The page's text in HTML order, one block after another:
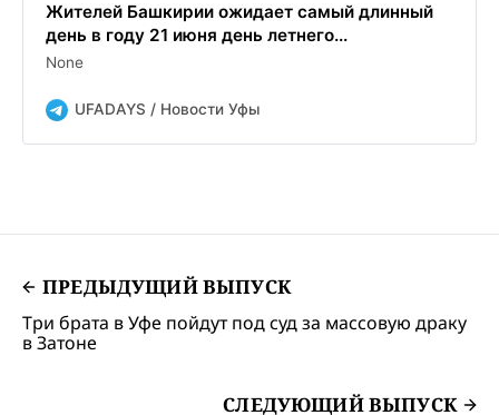
Жителей Башкирии ожидает самый длинный
день в году 21 июня день летнего...
None
UFADAYS / Новости Уфы
ПРЕДЫДУЩИЙ ВЫПУСК
Три брата в Уфе пойдут под суд за массовую драку
в Затоне
СЛЕДУЮЩИЙ ВЫПУСК